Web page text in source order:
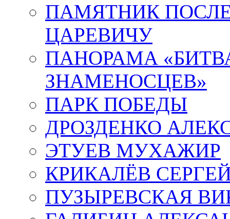
ПАМЯТНИК
ЦАРЕВИЧУ
ПАНОРАМА
ЗНАМЕНОСЦЕВ»
ПАРК ПОБЕДЫ
ДРОЗДЕНКО
ЭТУЕВ МУХАЖИР
КРИКАЛЁВ
ПУЗЫРЕВСКАЯ